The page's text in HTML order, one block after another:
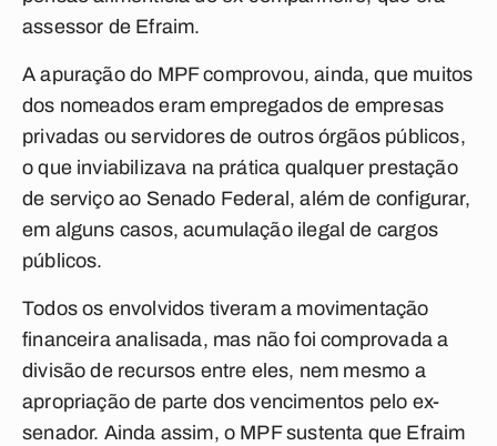
assessor de Efraim.
A apuração do MPF comprovou, ainda, que muitos
dos nomeados eram empregados de empresas
privadas ou servidores de outros órgãos públicos,
o que inviabilizava na prática qualquer prestação
de serviço ao Senado Federal, além de configurar,
em alguns casos, acumulação ilegal de cargos
públicos.
Todos os envolvidos tiveram a movimentação
financeira analisada, mas não foi comprovada a
divisão de recursos entre eles, nem mesmo a
apropriação de parte dos vencimentos pelo ex-
senador. Ainda assim, o MPF sustenta que Efraim